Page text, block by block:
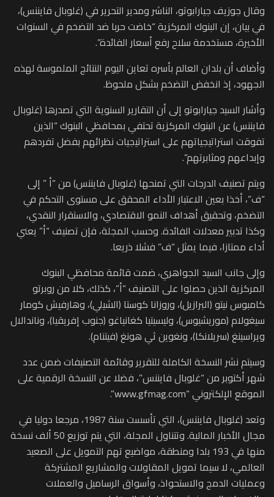
وقال جوزيف جيارابوتو، الناشر ومدير التحرير في (غلوبال فايننس)،
في بيان، إن البنوك المركزية “خاضت حربا ضد التضخم في السنوات
الأخيرة، مستخدمة سلاح رفع أسعار الفائدة”.
وأضاف أن بلدان العالم بأسره تعاين اليوم النتائج الملموسة لهذه
الجهود، إذ انخفض التضخم بشكل ملحوظ.
وأشار السيد جيارابوتو إلى أن التقارير السنوية التي تصدرها (غلوبال
فايننس) عن البنوك المركزية تحتفي بمحافظي البنوك “الذين
تفوقت استراتيجياتهم على استراتيجيات نظرائهم بفضل تفردهم
وإبداعهم ومثابرتهم”.
ويتم تصنيف الدرجات التي تمنحها (غلوبال فايننس) من “أ ” إلى
“ف”، أخذا بعين الاعتبار الأداء المحقق على مستوى التحكم في
التضخم، وتحقيق أهداف النمو الاقتصادي، والاستقرار النقدي،
وكذا تدبير معدلات الفائدة. وحسب المجلة، فإن تصنيف “أ” يعني
أداء ممتازا، فيما يمثل “ف” فشلا ذريعا.
وإلى جانب السيد الجواهري، ضمت قائمة محافظي البنوك
المركزية الذين حصلوا على التصنيف “أ”، كذلك، كلا من روبرتو
كامبوس نيتو (البرازيل)، وروزانا كوستا (الشيلي)، وهارفيش كومار
سيغولام (موريشيوس)، وليسيتيا كغانياغو (جنوب إفريقيا)، وناندالال
ويراسينغ (سريلانكا)، ونغوين ثي هونغ (فيتنام).
وسيتم نشر النسخة الكاملة للتقرير وقائمة التصنيفات ضمن عدد
شهر أكتوبر من “غلوبال فايننس”، فضلا عن النسخة الرقمية على
الموقع الإلكتروني “www.gfmag.com”.
وتعد (غلوبال فايننس)، التي تأسست سنة 1987، مرجعا دوليا في
مجال الأخبار المالية. وتتناول المجلة، التي يتم توزيع 50 ألف نسخة
منها في 193 بلدا ومنطقة، مواضيع تهم التمويل على الصعيد
العالمي، لا سيما تمويل المقاولات والمشاريع المشتركة
وعمليات الدمج والاستحواذ، وأسواق الرساميل والعملات